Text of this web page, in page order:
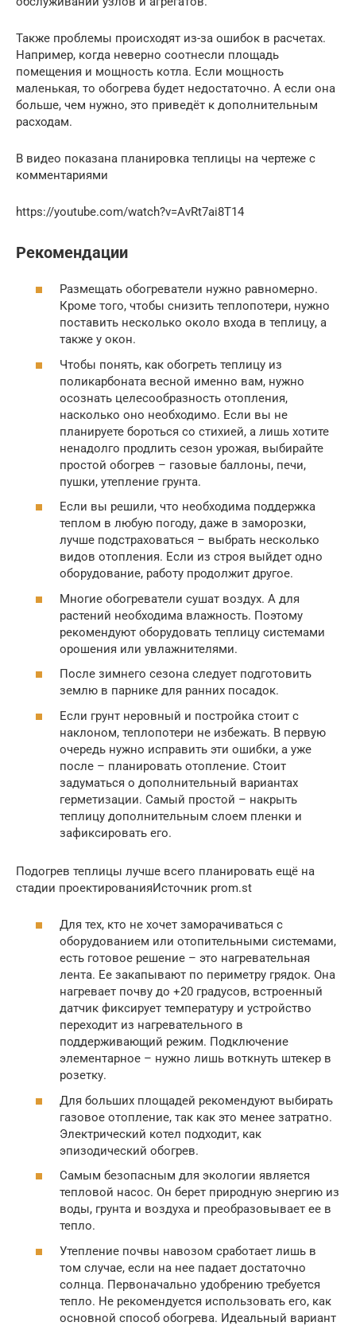
Также проблемы происходят из-за ошибок в расчетах.
Например, когда неверно соотнесли площадь
помещения и мощность котла. Если мощность
маленькая, то обогрева будет недостаточно. А если она
больше, чем нужно, это приведёт к дополнительным
расходам.
В видео показана планировка теплицы на чертеже с
комментариями
https://youtube.com/watch?v=AvRt7ai8T14
Рекомендации
Размещать обогреватели нужно равномерно.
Кроме того, чтобы снизить теплопотери, нужно
поставить несколько около входа в теплицу, а
также у окон.
Чтобы понять, как обогреть теплицу из
поликарбоната весной именно вам, нужно
осознать целесообразность отопления,
насколько оно необходимо. Если вы не
планируете бороться со стихией, а лишь хотите
ненадолго продлить сезон урожая, выбирайте
простой обогрев – газовые баллоны, печи,
пушки, утепление грунта.
Если вы решили, что необходима поддержка
теплом в любую погоду, даже в заморозки,
лучше подстраховаться – выбрать несколько
видов отопления. Если из строя выйдет одно
оборудование, работу продолжит другое.
Многие обогреватели сушат воздух. А для
растений необходима влажность. Поэтому
рекомендуют оборудовать теплицу системами
орошения или увлажнителями.
После зимнего сезона следует подготовить
землю в парнике для ранних посадок.
Если грунт неровный и постройка стоит с
наклоном, теплопотери не избежать. В первую
очередь нужно исправить эти ошибки, а уже
после – планировать отопление. Стоит
задуматься о дополнительный вариантах
герметизации. Самый простой – накрыть
теплицу дополнительным слоем пленки и
зафиксировать его.
Подогрев теплицы лучше всего планировать ещё на
стадии проектированияИсточник prom.st
Для тех, кто не хочет заморачиваться с
оборудованием или отопительными системами,
есть готовое решение – это нагревательная
лента. Ее закапывают по периметру грядок. Она
нагревает почву до +20 градусов, встроенный
датчик фиксирует температуру и устройство
переходит из нагревательного в
поддерживающий режим. Подключение
элементарное – нужно лишь воткнуть штекер в
розетку.
Для больших площадей рекомендуют выбирать
газовое отопление, так как это менее затратно.
Электрический котел подходит, как
эпизодический обогрев.
Самым безопасным для экологии является
тепловой насос. Он берет природную энергию из
воды, грунта и воздуха и преобразовывает ее в
тепло.
Утепление почвы навозом сработает лишь в
том случае, если на нее падает достаточно
солнца. Первоначально удобрению требуется
тепло. Не рекомендуется использовать его, как
основной способ обогрева. Идеальный вариант